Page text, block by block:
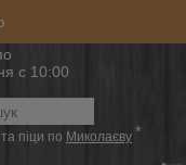
с 10:00
піци по Миколаєву *